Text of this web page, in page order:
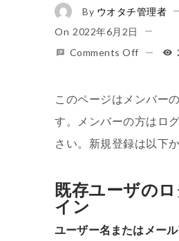
By ウオタチ管理者
On 2022年6月2日
Comments Off
このページはメンバー
す。メンバーの方はロ
さい。新規登録は以下
既存ユーザの
イン
ユーザー名またはメー